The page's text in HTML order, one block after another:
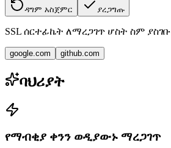
ዳግም አስጀምር ያረጋግጡ
SSL ሰርተፊኬት ለማረጋገጥ ሆስት ስም ያስገቡ
google.com github.com
ባህሪያት
የማብቂያ ቀንን ወዲያውኑ ማረጋገጥ